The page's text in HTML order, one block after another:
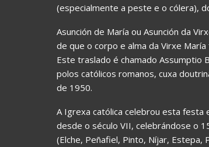
(especialmente a peste e o cólera),
Asunción de María ou Asunción da
de que o corpo e alma da Virxe
Este traslado é chamado Assumptio
polos católicos romanos, cuxa
de 1950.
A Igrexa católica celebrou esta festa
desde o século VII, celebrándose o
(Elche, Peñafiel, Pinto, Níjar, Estepa,